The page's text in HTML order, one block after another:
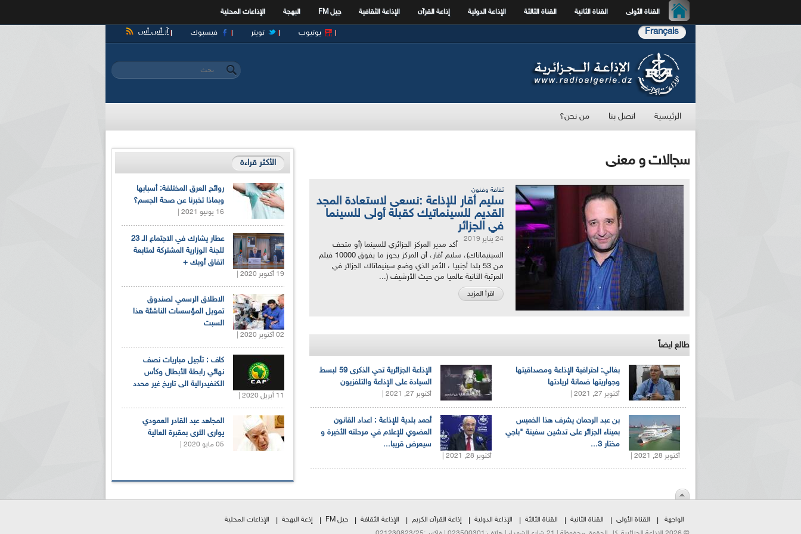
القناة الأولى القناة الثانية القناة الثالثة الإذاعة الدولية إذاعة القرآن الإذاعة الثقافية جيل FM البهجة الإذاعات المحلية
Français آر أس أس فيسبوك تويتر يوتيوب
استمارة البحث
‏بحث ‏
الرئيسية اتصل بنا من نحن؟
سجالات و معنى
ثقافة وفنون
سليم أقار للإذاعة :نسعى لاستعادة المجد
القديم للسينماتيك كقبلة أولى للسينما
في الجزائر
24 يناير 2019
أكد مدير المركز الجزائري للسينما (أو متحف
السينيماتاك)، سليم أقار، أن المركز يحوز ما يفوق 10000 فيلم
من 53 بلدا أجنبيا ، الأمر الذي وضع سينيماتاك الجزائر في
المرتبة الثانية عالميا من حيث الأرشيف (...
اقرأ المزيد
طالع ايضاً
الإذاعة الجزائرية تحي الذكرى 59 لبسط
السيادة على الإذاعة والتلفزيون
أكتوبر 27, 2021 |
بغالي: احترافية الإذاعة ومصداقيتها
وجواريتها ضمانة لريادتها
أكتوبر 27, 2021 |
أحمد بلدية للإذاعة : اعداد القانون
العضوي للإعلام في مرحلته الأخيرة و
سيعرض قريبا...
أكتوبر 28, 2021 |
بن عبد الرحمان يشرف هذا الخميس
بميناء الجزائر على تدشين سفينة "باجي
مختار 3...
أكتوبر 28, 2021 |
الأكثر قراءة
روائح العرق المختلفة: أسبابها
وبماذا تخبرنا عن صحة الجسم؟
16 يونيو 2021 |
عطار يشارك في الاجتماع الـ 23
للجنة الوزارية المشتركة لمتابعة
اتفاق أوبك +
19 أكتوبر 2020 |
الاطلاق الرسمي لصندوق
تمويل المؤسسات الناشئة هذا
السبت
02 أكتوبر 2020 |
كاف : تأجيل مباريات نصف
نهائي رابطة الأبطال وكأس
الكنفيدرالية الى تاريخ غير محدد
11 أبريل 2020 |
المجاهد عبد القادر العمودي
يوارى الثرى بمقبرة العالية
05 مايو 2020 |
الواجهة القناة الأولى القناة الثانية القناة الثالثة الإذاعة الدولية إذاعة القرآن الكريم الإذاعة الثقافة جيل FM إذعة البهجة
الإذاعات المحلية